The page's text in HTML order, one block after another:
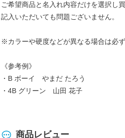
ご希望商品と名入れ内容だけを選択し
記入いただいても問題ございません。
※カラーや硬度などが異なる場合は必
《参考例》
・B ボーイ やまだ たろう
・4B グリーン 山田 花子
商品レビュー